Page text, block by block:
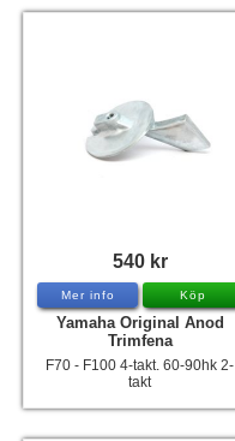
540 kr
Mer info Köp
Yamaha Original Anod
Trimfena
F70 - F100 4-takt. 60-90hk 2-
takt